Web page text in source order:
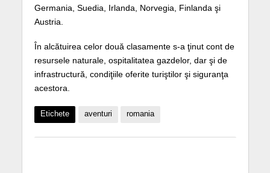
Germania, Suedia, Irlanda, Norvegia, Finlanda şi
Austria.
În alcătuirea celor două clasamente s-a ţinut cont de
resursele naturale, ospitalitatea gazdelor, dar şi de
infrastructură, condiţiile oferite turiştilor şi siguranţa
acestora.
Etichete aventuri romania